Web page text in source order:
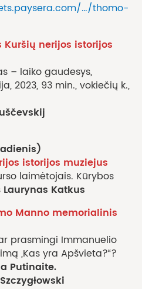
…/thomo-
Kuršių nerijos istorijos
– laiko gaudesys„
2023, 93 min., vokiečių k.,
istorijos muziejus
laimėtojais. Kūrybos
Laurynas Katkus
Manno memorialinis
prasmingi Immanuelio
„Kas yra Apšvieta?“?
Putinaite.